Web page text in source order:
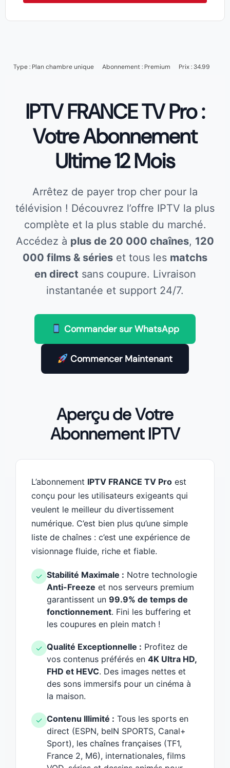
Type : Plan chambre unique Abonnement : Premium Prix : 34.99
IPTV FRANCE TV Pro :
Votre Abonnement
Ultime 12 Mois
Arrêtez de payer trop cher pour la
télévision ! Découvrez l’offre IPTV la plus
complète et la plus stable du marché.
Accédez à plus de 20 000 chaînes, 120
000 films & séries et tous les matchs
en direct sans coupure. Livraison
instantanée et support 24/7.
Commander sur WhatsApp
Commencer Maintenant
Aperçu de Votre
Abonnement IPTV
L’abonnement IPTV FRANCE TV Pro est
conçu pour les utilisateurs exigeants qui
veulent le meilleur du divertissement
numérique. C’est bien plus qu’une simple
liste de chaînes : c’est une expérience de
visionnage fluide, riche et fiable.
✓ Stabilité Maximale : Notre technologie
Anti-Freeze et nos serveurs premium
garantissent un 99.9% de temps de
fonctionnement. Fini les buffering et
les coupures en plein match !
✓ Qualité Exceptionnelle : Profitez de
vos contenus préférés en 4K Ultra HD,
FHD et HEVC. Des images nettes et
des sons immersifs pour un cinéma à
la maison.
✓ Contenu Illimité : Tous les sports en
direct (ESPN, beIN SPORTS, Canal+
Sport), les chaînes françaises (TF1,
France 2, M6), internationales, films